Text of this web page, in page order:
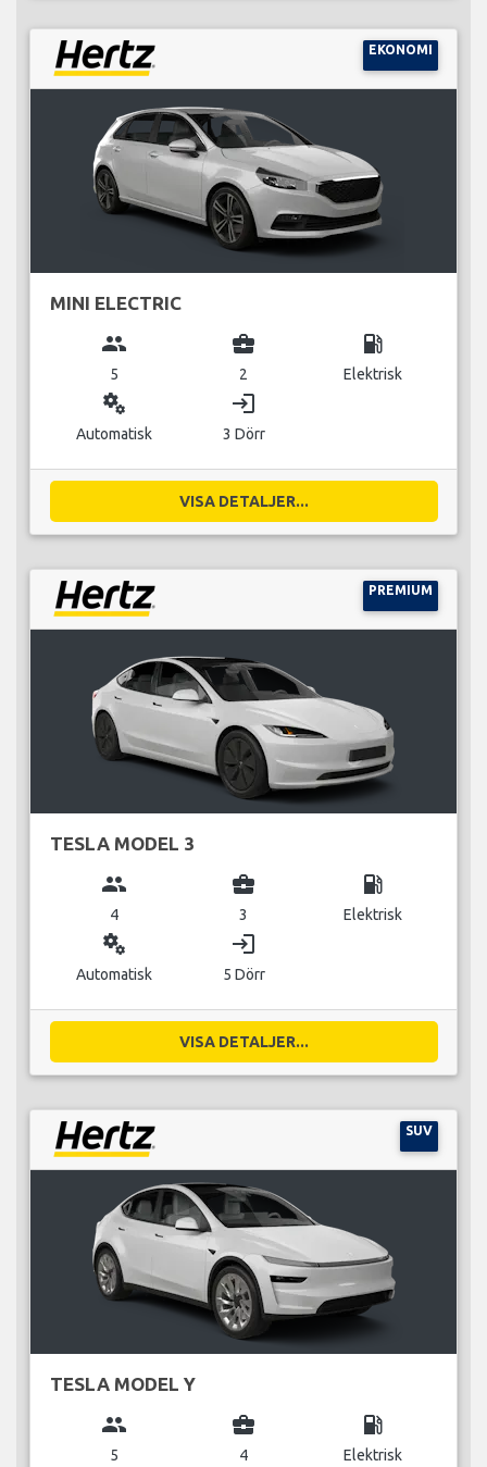
EKONOMI
MINI ELECTRIC
group
5
business_center
2
local_gas_station
Elektrisk
miscellaneous_services
Automatisk
login
3 Dörr
VISA DETALJER...
PREMIUM
TESLA MODEL 3
group
4
business_center
3
local_gas_station
Elektrisk
miscellaneous_services
Automatisk
login
5 Dörr
VISA DETALJER...
SUV
TESLA MODEL Y
group
5
business_center
4
local_gas_station
Elektrisk